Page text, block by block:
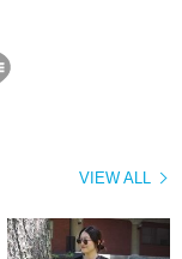
VIEW ALL